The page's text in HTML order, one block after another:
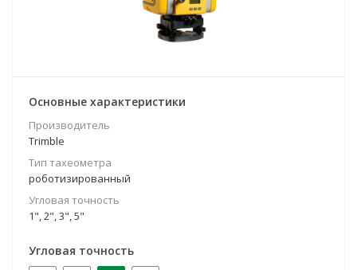
Основные характеристики
Производитель
Trimble
Тип тахеометра
роботизированный
Угловая точность
1", 2", 3", 5"
Угловая точность